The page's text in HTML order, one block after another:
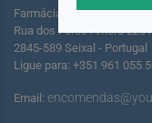
Farmácia dos Foros de
Rua dos Foros Amora 220
2845-589 Seixal - Portugal
Ligue para: +351 961 055
Email: